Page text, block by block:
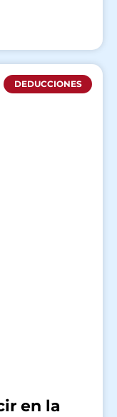
DEDUCCIONES
en la